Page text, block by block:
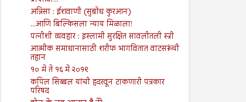
अन्निसा : ईशवाणी (सुबोध कुरआन)
...आणि बिल्किसला न्याय मिळाला!
पत्नीशी व्यवहार : इस्लामी सुरक्षित सावलीतली स्त्री
आत्मीक समाधानासाठी शरीफ भागवितात वाटसरूंची
तहान
१० मे ते १६ मे २०१९
कपिल सिब्बल यांची हदरवून टाकणारी पत्रकार
परिषद